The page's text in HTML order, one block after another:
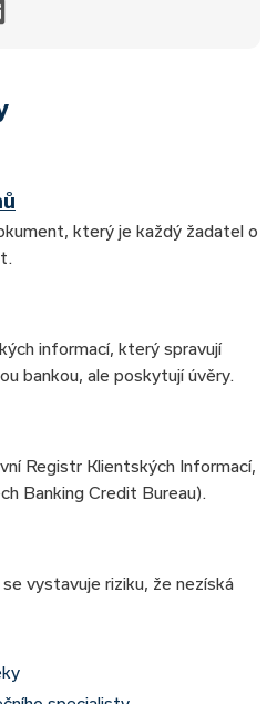
který je každý žadatel o
informací, který spravují
bankou, ale poskytují úvěry.
Registr Klientských Informací,
Banking Credit Bureau).
vystavuje riziku, že nezíská